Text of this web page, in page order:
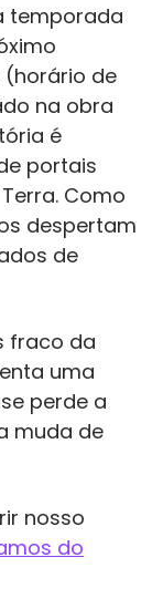
temporada
(horário de
na obra
é
portais
Como
despertam
de
fraco da
uma
perde a
muda de
nosso
do